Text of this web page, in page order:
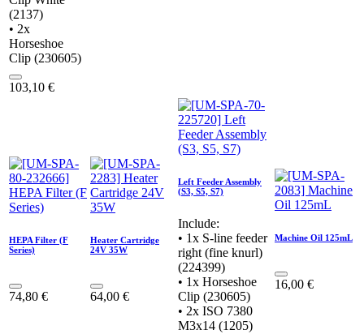
(2137)
• 2x
Horseshoe
Clip (230605)
103,10 €
HEPA Filter (F
Series)
74,80 €
Heater Cartridge
24V 35W
64,00 €
Left Feeder Assembly
(S3, S5, S7)
Include:
• 1x S-line feeder
right (fine knurl)
(224399)
• 1x Horseshoe
Clip (230605)
• 2x ISO 7380
M3x14 (1205)
Machine Oil 125mL
16,00 €